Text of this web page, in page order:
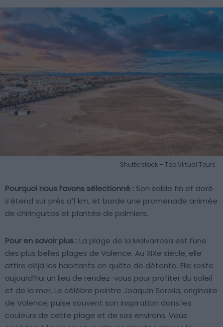
Shutterstock – Top Virtual Tours
Pourquoi nous l’avons sélectionné : Son sable fin et doré
s’étend sur près d’1 km, et borde une promenade animée
de chiringuitos et plantée de palmiers.
Pour en savoir plus : La plage de la Malvarrosa est l’une
des plus belles plages de Valence. Au XIXe siècle, elle
attire déjà les habitants en quête de détente. Elle reste
aujourd’hui un lieu de rendez-vous pour profiter du soleil
et de la mer. Le célèbre peintre Joaquín Sorolla, originaire
de Valence, puise souvent son inspiration dans les
couleurs de cette plage et de ses environs. Vous